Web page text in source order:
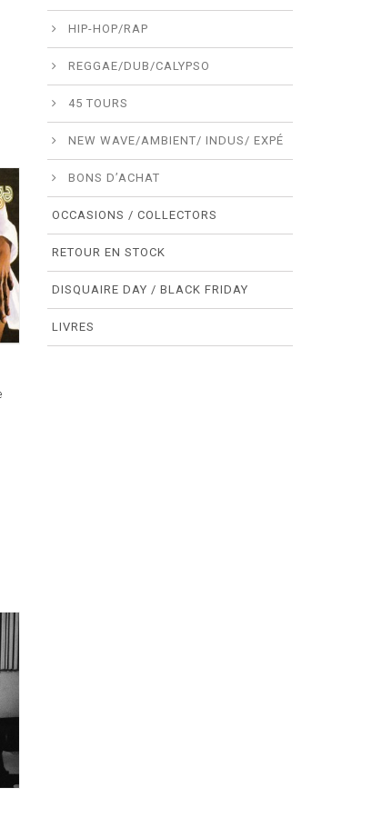
HIP-HOP/RAP
REGGAE/DUB/CALYPSO
45 TOURS
NEW WAVE/AMBIENT/ INDUS/ EXPÉ
BONS D’ACHAT
OCCASIONS / COLLECTORS
RETOUR EN STOCK
DISQUAIRE DAY / BLACK FRIDAY
LIVRES